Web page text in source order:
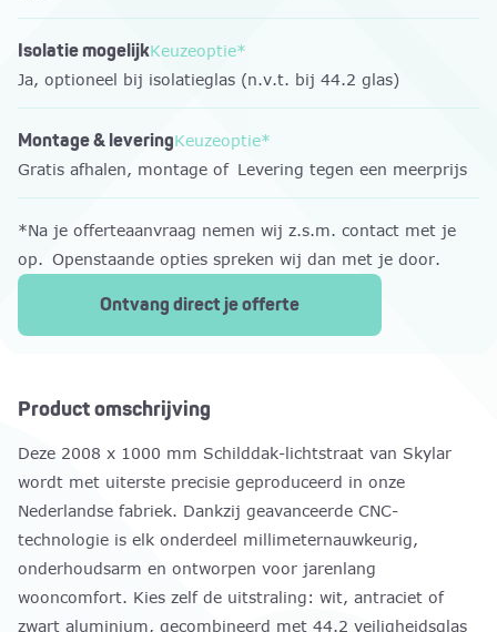
Isolatie mogelijkKeuzeoptie*
Ja, optioneel bij isolatieglas (n.v.t. bij 44.2 glas)
Montage & leveringKeuzeoptie*
Gratis afhalen, montage of Levering tegen een meerprijs
*Na je offerteaanvraag nemen wij z.s.m. contact met je
op. Openstaande opties spreken wij dan met je door.
Ontvang direct je offerte
Product omschrijving
Deze 2008 x 1000 mm Schilddak-lichtstraat van Skylar
wordt met uiterste precisie geproduceerd in onze
Nederlandse fabriek. Dankzij geavanceerde CNC-
technologie is elk onderdeel millimeternauwkeurig,
onderhoudsarm en ontworpen voor jarenlang
wooncomfort. Kies zelf de uitstraling: wit, antraciet of
zwart aluminium, gecombineerd met 44.2 veiligheidsglas